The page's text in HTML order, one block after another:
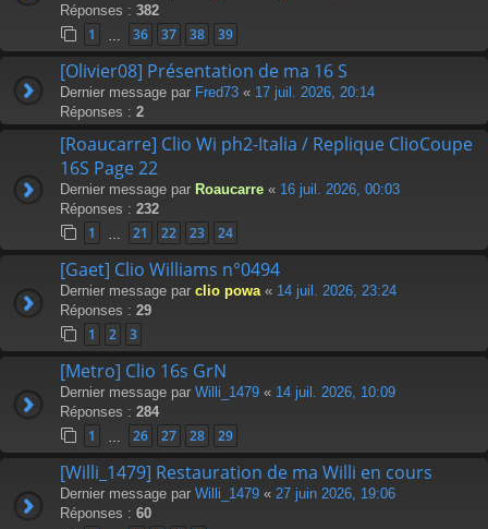
Réponses : 382
1 36 37 38 39
[Olivier08] Présentation de ma 16 S
Dernier message par Fred73 « 17 juil. 2026, 20:14
Réponses : 2
[Roaucarre] Clio Wi ph2-Italia / Replique ClioCoupe
16S Page 22
Dernier message par Roaucarre « 16 juil. 2026, 00:03
Réponses : 232
1 21 22 23 24
[Gaet] Clio Williams n°0494
Dernier message par clio powa « 14 juil. 2026, 23:24
Réponses : 29
1 2 3
[Metro] Clio 16s GrN
Dernier message par Willi_1479 « 14 juil. 2026, 10:09
Réponses : 284
1 26 27 28 29
[Willi_1479] Restauration de ma Willi en cours
Dernier message par Willi_1479 « 27 juin 2026, 19:06
Réponses : 60